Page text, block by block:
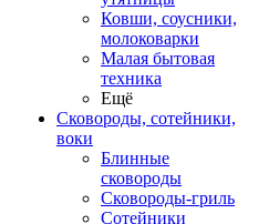
Ковши, соусники,
молоковарки
Малая бытовая
техника
Ещё
Сковороды, сотейники,
воки
Блинные
сковороды
Сковороды-гриль
Сотейники